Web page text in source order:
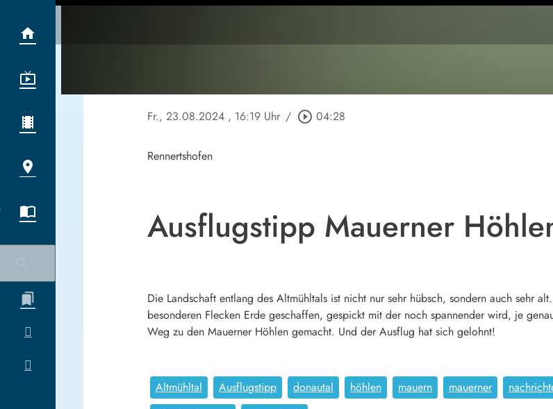
Fr., 23.08.2024 , 16:19 Uhr / play_circle_outline 04:28
Rennertshofen
Ausflugstipp Mauerner
Die Landschaft entlang des Altmühltals ist nicht nur sehr hübsch, sondern auch sehr
besonderen Flecken Erde geschaffen, gespickt mit der noch spannender wird, je
Weg zu den Mauerner Höhlen gemacht. Und der Ausflug hat sich gelohnt!
Altmühltal Ausflugstipp donautal höhlen mauern mauerner